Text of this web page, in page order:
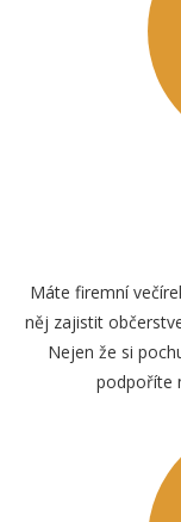
Máte firemní
něj zajistit
Nejen že si
podpoříte